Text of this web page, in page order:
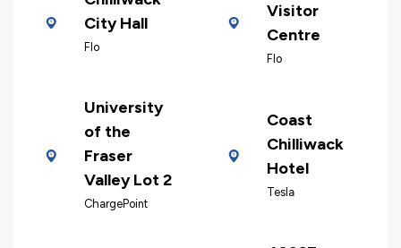
City Hall
Flo
Visitor
Centre
Flo
University
of the
Fraser
Valley Lot 2
ChargePoint
Coast
Chilliwack
Hotel
Tesla